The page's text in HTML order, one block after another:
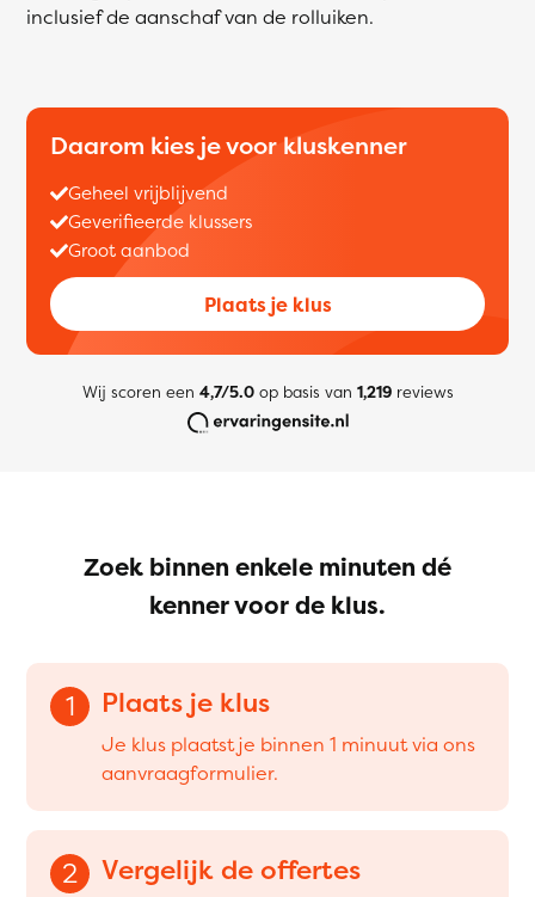
inclusief de aanschaf van de rolluiken.
Daarom kies je voor kluskenner
Geheel vrijblijvend
Geverifieerde klussers
Groot aanbod
Plaats je klus
Wij scoren een 4,7/5.0op basis van 1,219reviews
Zoek binnen enkele minuten dé
kenner voor de klus.
1 Plaats je klus
Je klus plaatst je binnen 1 minuut via ons
aanvraagformulier.
2 Vergelijk de offertes